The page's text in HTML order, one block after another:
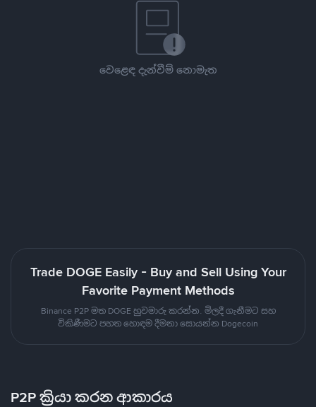
වෙළෙඳ දැන්වීම් නොමැත
Trade DOGE Easily - Buy and Sell Using Your
Favorite Payment Methods
Binance P2P මත DOGE හුවමාරු කරන්න. මිලදී ගැනීමට සහ
විකිණීමට පහත හොඳම දීමනා සොයන්න Dogecoin
P2P ක්‍රියා කරන ආකාරය